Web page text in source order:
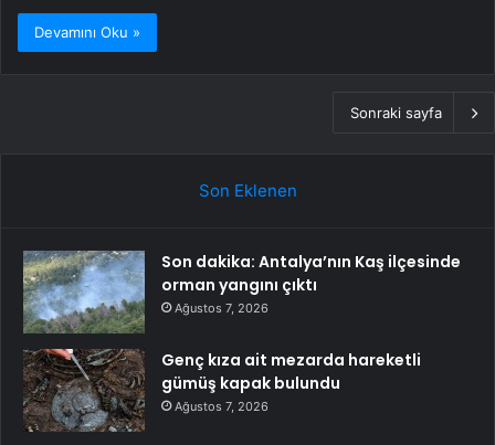
Devamını Oku »
Sonraki sayfa
Son Eklenen
Son dakika: Antalya’nın Kaş ilçesinde
orman yangını çıktı
Ağustos 7, 2026
Genç kıza ait mezarda hareketli
gümüş kapak bulundu
Ağustos 7, 2026